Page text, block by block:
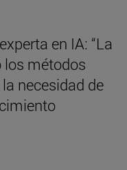
en IA: “La
los métodos
necesidad de